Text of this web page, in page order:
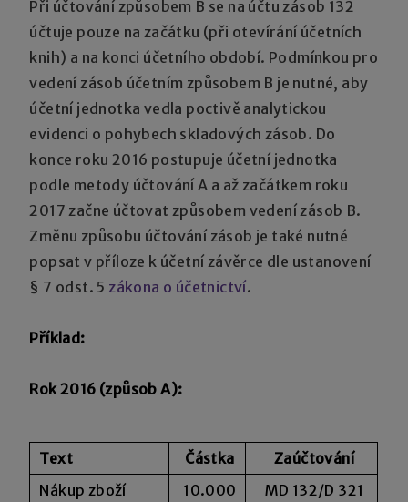
Při účtování způsobem B se na účtu zásob 132
účtuje pouze na začátku (při otevírání účetních
knih) a na konci účetního období. Podmínkou pro
vedení zásob účetním způsobem B je nutné, aby
účetní jednotka vedla poctivě analytickou
evidenci o pohybech skladových zásob. Do
konce roku 2016 postupuje účetní jednotka
podle metody účtování A a až začátkem roku
2017 začne účtovat způsobem vedení zásob B.
Změnu způsobu účtování zásob je také nutné
popsat v příloze k účetní závěrce dle ustanovení
§ 7 odst. 5 zákona o účetnictví.
Příklad:
Rok 2016 (způsob A):
Text Částka
Zaúčtování
Nákup zboží
10.000
MD 132/D 321